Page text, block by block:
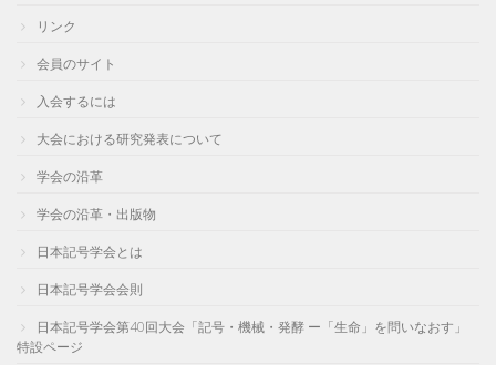
リンク
会員のサイト
入会するには
大会における研究発表について
学会の沿革
学会の沿革・出版物
日本記号学会とは
日本記号学会会則
日本記号学会第40回大会「記号・機械・発酵 ー「生命」を問いなおす」
特設ページ